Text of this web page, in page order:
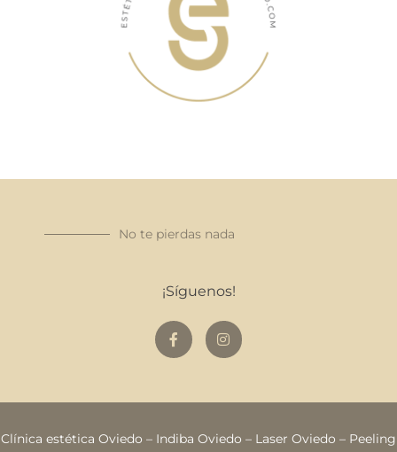
No te pierdas nada
¡Síguenos!
Clínica estética Oviedo – Indiba Oviedo – Laser Oviedo – Peeling